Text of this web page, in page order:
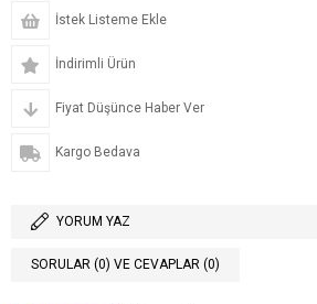
İstek Listeme Ekle
İndirimli Ürün
Fiyat Düşünce Haber Ver
Kargo Bedava
YORUM YAZ
SORULAR (0) VE CEVAPLAR (0)